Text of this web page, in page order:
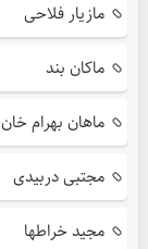
مازیار فلاحی
ماکان بند
ماهان بهرام خان
مجتبی دربیدی
مجید خراطها